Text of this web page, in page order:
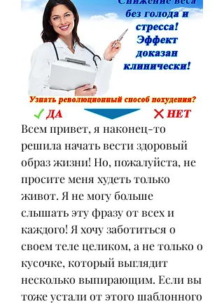
Всем привет, я наконец-то
решила начать вести здоровый
образ жизни! Но, пожалуйста, не
просите меня худеть только
живот. Я не могу больше
слышать эту фразу от всех и
каждого! Я хочу заботиться о
своем теле целиком, а не только о
кусочке, который выглядит
несколько выпирающим. Если вы
тоже устали от этого шаблонного